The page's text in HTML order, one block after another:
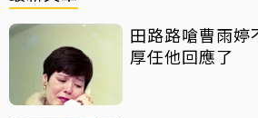
田路路嗆曹雨
厚任他回應了